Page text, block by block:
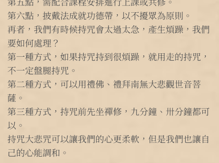
第六點，披戴法成就功德帶，以不擾眾為原則。
再者，我們有時候持咒會太過太急，產生煩躁，我們
要如何處理？
第一種方式，如果持咒持到很煩躁，就用走的持咒，
不一定盤腿持咒。
第二種方式，可以用禮佛、禮拜南無大悲觀世音菩
薩。
第三種方式，持咒前先坐禪修，九分鐘、卅分鐘都可
以。
持咒大悲咒可以讓我們的心更柔軟，但是我們也讓自
己的心能調和。